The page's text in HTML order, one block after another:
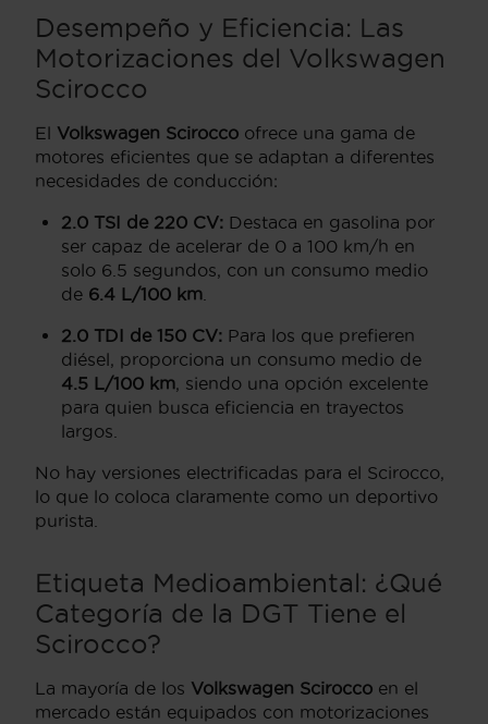
Desempeño y Eficiencia: Las
Motorizaciones del Volkswagen
Scirocco
El Volkswagen Scirocco ofrece una gama de
motores eficientes que se adaptan a diferentes
necesidades de conducción:
2.0 TSI de 220 CV: Destaca en gasolina por
ser capaz de acelerar de 0 a 100 km/h en
solo 6.5 segundos, con un consumo medio
de 6.4 L/100 km
2.0 TDI de 150 CV: Para los que prefieren
diésel, proporciona un consumo medio de
4.5 L/100 km, siendo una opción excelente
para quien busca eficiencia en trayectos
largos.
No hay versiones electrificadas para el Scirocco,
lo que lo coloca claramente como un deportivo
purista.
Etiqueta Medioambiental: ¿Qué
Categoría de la DGT Tiene el
Scirocco?
La mayoría de los Volkswagen Scirocco en el
mercado están equipados con motorizaciones